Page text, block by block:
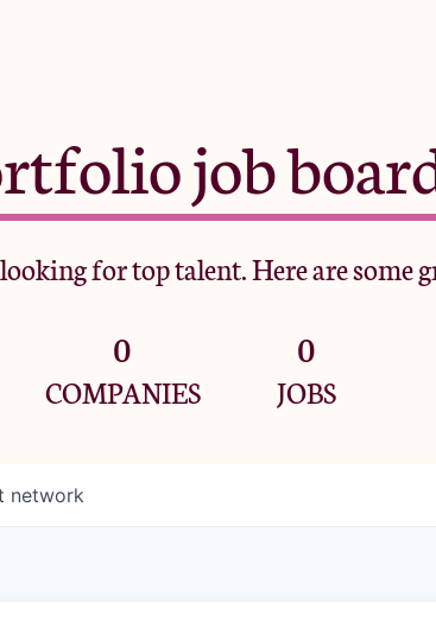
job
for top talent. Here are some
0
COMPANIES
0
JOBS
network